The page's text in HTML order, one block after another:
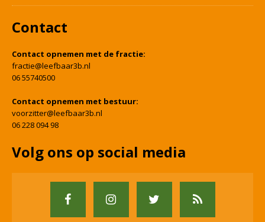
Contact
Contact opnemen met de fractie:
fractie@leefbaar3b.nl
06 55740500
Contact opnemen met bestuur:
voorzitter@leefbaar3b.nl
06 228 094 98
Volg ons op social media